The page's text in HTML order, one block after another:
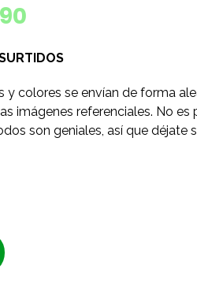
y colores se envían de forma
imágenes referenciales. No es
son geniales, así que déjate